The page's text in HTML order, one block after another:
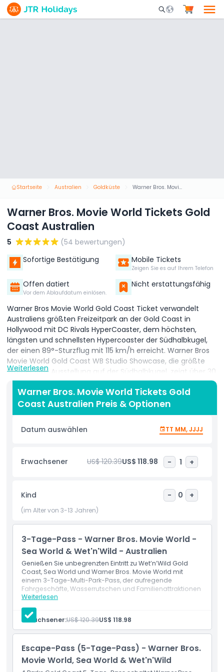
Mobile Search
Startseite Australien Goldküste Warner Bros. Movie World Tickets Gold Coast Australien
Warner Bros. Movie World Tickets Gold
Coast Australien
5
(54 bewertungen)
Sofortige Bestätigung
Mobile Tickets
Zeigen Sie es auf Ihrem Telefon
Offen datiert
Vor dem Ablaufdatum einlösen.
Nicht erstattungsfähig
Warner Bros Movie World Gold Coast Ticket verwandelt
Australiens größten Freizeitpark an der Gold Coast in
Hollywood mit DC Rivals HyperCoaster, dem höchsten,
längsten und schnellsten Hypercoaster der Südhalbkugel,
der einen 89°-Sturzflug mit 115 km/h erreicht. Warner Bros
Movie World Gold Coast WB Studio Showcase, die größte
Warner Bros Ausstellung auf der Südhalbkugel, zeigt über 30
authentische Kostüme, Autos, Requisiten aus Mad Max,
Wonder Woman, Shazam!, Suicide Squad, The Great
Gatsby. Adrenalinjunkies bezwingen Warner Bros Movie
World Gold Coast Doomsday Destroyer mit monströsen
Loopings, Justice League 3D Kampfsimulator, Green Lantern
Coaster mit Inversionen, während Familien den Warner Bros
Attraktionen genießen, die für junge Besucher gestaltet
sind. Live-Unterhaltung begeistert bei Warner Bros Movie
Hochgeschwindigkeitsverfolgungen, explosive Stunts,
feurige Crashs liefert, sowie der Streets Star Parade, bei der
Superhelden den Hollywood Boulevard auf der Main Street
Warner Bros Movie World Gold Coast
Charakterbegegnungen bieten Tom & Jerry-Streiche,
Batman, Superman, Harley Quinn in verschiedenen
Parkbereichen.
Inklusivleistungen
Richtlinie für Kinder und Erwachsene
Weiterlesen
Warner Bros. Movie World Tickets Gold
Coast Australien Preis & Optionen
Datum auswählen TT MM, JJJJ
Erwachsener US$ 120.39US$ 118.98 - 1 +
Kind - 0 +
(im Alter von 3-13 Jahren)
3-Tage-Pass - Warner Bros. Movie World -
Sea World & Wet'n'Wild - Australien
Genießen Sie unbegrenzten Eintritt zu Wet’n’Wild Gold
Coast, Sea World und Warner Bros. Movie World mit
einem 3-Tage-Multi-Park-Pass, der aufregende
Fahrgeschäfte, Wasserrutschen und Familienattraktionen
bietet.
Weiterlesen
Einschlüsse
3-Tage-Attraktionspass
Eintritt zu: Warner Bros. Movie World
Eintritt zu: Sea World
Eintritt zu: Wet'n'Wild
Erwachsener:US$ 120.39US$ 118.98
Escape-Pass (5-Tage-Pass) - Warner Bros.
Movie World, Sea World & Wet'n'Wild